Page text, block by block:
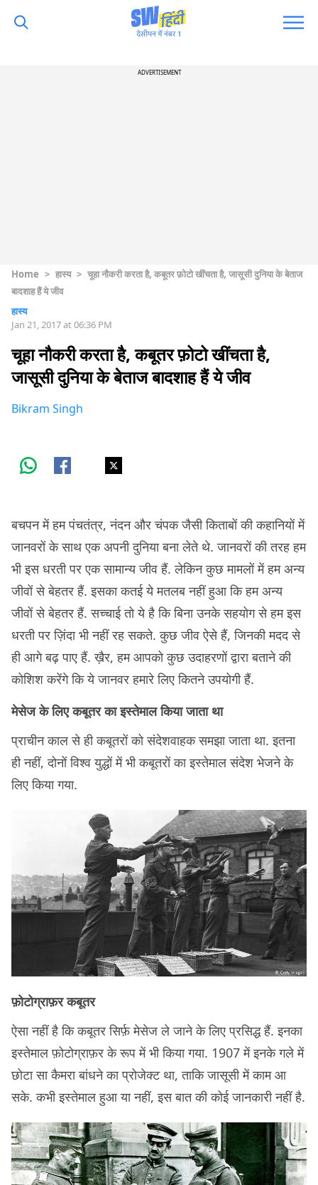
ADVERTISEMENT
Home > हास्य > चूहा नौकरी करता है, कबूतर फ़ोटो खींचता है, जासूसी दुनिया के बेताज
बादशाह हैं ये जीव
हास्य
Jan 21, 2017 at 06:36 PM
चूहा नौकरी करता है, कबूतर फ़ोटो खींचता है,
जासूसी दुनिया के बेताज बादशाह हैं ये जीव
Bikram Singh
बचपन में हम पंचतंत्र, नंदन और चंपक जैसी किताबों की कहानियों में
जानवरों के साथ एक अपनी दुनिया बना लेते थे. जानवरों की तरह हम
भी इस धरती पर एक सामान्य जीव हैं. लेकिन कुछ मामलों में हम अन्य
जीवों से बेहतर हैं. इसका कतई ये मतलब नहीं हुआ कि हम अन्य
जीवों से बेहतर हैं. सच्चाई तो ये है कि बिना उनके सहयोग से हम इस
धरती पर ज़िंदा भी नहीं रह सकते. कुछ जीव ऐसे हैं, जिनकी मदद से
ही आगे बढ़ पाए हैं. ख़ैर, हम आपको कुछ उदाहरणों द्वारा बताने की
कोशिश करेंगे कि ये जानवर हमारे लिए कितने उपयोगी हैं.
मेसेज के लिए कबूतर का इस्तेमाल किया जाता था
प्राचीन काल से ही कबूतरों को संदेशवाहक समझा जाता था. इतना
ही नहीं, दोनों विश्व युद्धों में भी कबूतरों का इस्तेमाल संदेश भेजने के
लिए किया गया.
फ़ोटोग्राफ़र कबूतर
ऐसा नहीं है कि कबूतर सिर्फ़ मेसेज ले जाने के लिए प्रसिद्ध हैं. इनका
इस्तेमाल फ़ोटोग्राफ़र के रूप में भी किया गया. 1907 में इनके गले में
छोटा सा कैमरा बांधने का प्रोजेक्ट था, ताकि जासूसी में काम आ
सके. कभी इस्तेमाल हुआ या नहीं, इस बात की कोई जानकारी नहीं है.